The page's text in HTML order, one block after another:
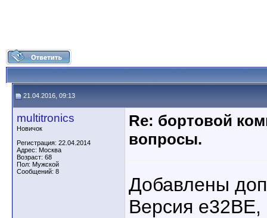
21.04.2016, 09:13
multitronics
Новичок
Регистрация: 22.04.2014
Адрес: Москва
Возраст: 68
Пол: Мужской
Сообщений: 8
Re: бортовой
вопросы.
Добавлены
Версия е32BE,